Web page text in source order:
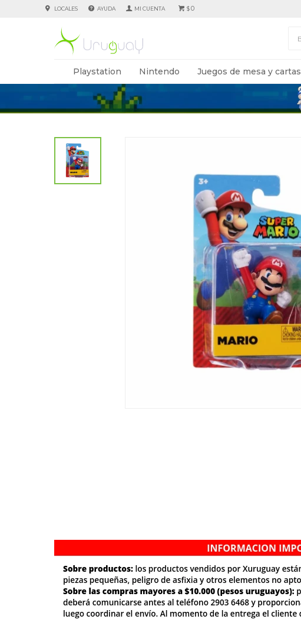
Playstation Nintendo Juegos de mesa y cartas
$0
LOCALES AYUDA